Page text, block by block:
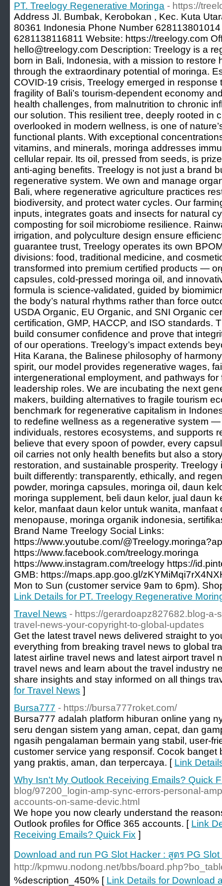
PT. Treelogy Regenerative Moringa - https://
Address Jl. Bumbak, Kerobokan , Kec. Kuta
80361 Indonesia Phone Number
6281138116811 Website: https://treelogy.com
hello@treelogy.com Description: Treelogy is a
born in Bali, Indonesia, with a mission to restore
through the extraordinary potential of moringa.
COVID-19 crisis, Treelogy emerged in response
fragility of Bali’s tourism-dependent economy
health challenges, from malnutrition to chronic
our solution. This resilient tree, deeply rooted in
overlooked in modern wellness, is one of
functional plants. With exceptional
vitamins, and minerals, moringa addresses
cellular repair. Its oil, pressed from seeds, is
anti-aging benefits. Treelogy is not just a brand
regenerative system. We own and manage
Bali, where regenerative agriculture practices
biodiversity, and protect water cycles. Our
inputs, integrates goats and insects for natural
composting for soil microbiome resilience.
irrigation, and polyculture design ensure
guarantee trust, Treelogy operates its own
divisions: food, traditional medicine, and
transformed into premium certified products —
capsules, cold-pressed moringa oil, and
formula is science-validated, guided by
the body’s natural rhythms rather than force
USDA Organic, EU Organic, and SNI Organic
certification, GMP, HACCP, and ISO standards.
build consumer confidence and prove that
of our operations. Treelogy’s impact extends
Hita Karana, the Balinese philosophy of
spirit, our model provides regenerative wages,
intergenerational employment, and pathways
leadership roles. We are incubating the next
makers, building alternatives to fragile tourism
benchmark for regenerative capitalism in
to redefine wellness as a regenerative system
individuals, restores ecosystems, and supports
believe that every spoon of powder, every
oil carries not only health benefits but also a
restoration, and sustainable prosperity.
built differently: transparently, ethically, and
powder, moringa capsules, moringa oil, daun
moringa supplement, beli daun kelor, jual daun
kelor, manfaat daun kelor untuk wanita,
menopause, moringa organik indonesia,
Brand Name Treelogy Social Links:
https://www.youtube.com/
https://www.facebook.com/treelogy.moringa
https://www.instagram.com/treelogy https://
GMB: https://maps.app.goo.gl/
Mon to Sun (customer service 9am to 6pm).
Link Details for PT. Treelogy Regenerative
Travel News - https://gerardoapz827682.blog-a-
travel-news-your-copyright-to-global-updates
Get the latest travel news delivered straight to
everything from breaking travel news to global
latest airline travel news and latest airport travel
travel news and learn about the travel industry
share insights and stay informed on all things
for Travel News ]
Bursa777 - https://bursa777roket.com/
Bursa777 adalah platform hiburan online yang
seru dengan sistem yang aman, cepat, dan
ngasih pengalaman bermain yang stabil, user-
customer service yang responsif. Cocok banget
yang praktis, aman, dan terpercaya. [ Link
Why Isn't My Outlook Receiving Emails? Quick
blog/97200_login-amp-sync-errors-personal-
accounts-on-same-devic.html
We hope you now clearly understand the
Outlook profiles for Office 365 accounts. [ Link
Receiving Emails? Quick Fix ]
Download and run PG Slot Hacker : สูตร PG
http://kpmwu.nodong.net/bbs/
%description_450% [ Link Details for Download